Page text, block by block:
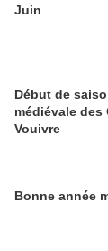
Juin
Début de
médiévale des
Vouivre
Bonne année